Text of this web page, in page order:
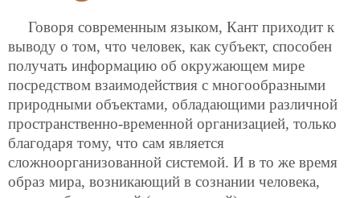
Говоря современным языком, Кант приходит к
выводу о том, что человек, как субъект, способен
получать информацию об окружающем мире
посредством взаимодействия с многообразными
природными объектами, обладающими различной
пространственно-временной организацией, только
благодаря тому, что сам является
сложноорганизованной системой. И в то же время
образ мира, возникающий в сознании человека,